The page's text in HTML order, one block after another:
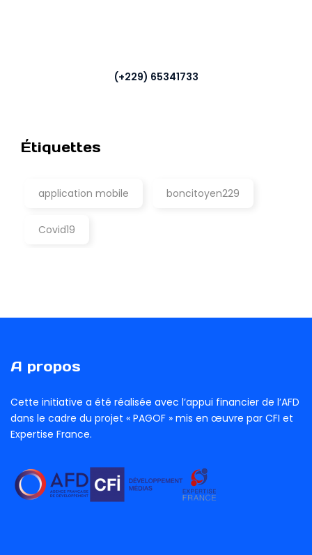
(+229) 65341733
Étiquettes
application mobile boncitoyen229
Covid19
A propos
Cette initiative a été réalisée avec l’appui financier de l’AFD
dans le cadre du projet « PAGOF » mis en œuvre par CFI et
Expertise France.